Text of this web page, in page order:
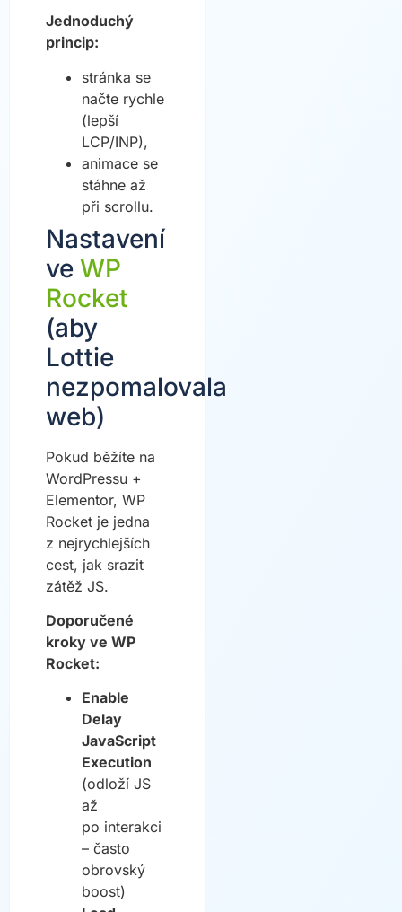
Jednoduchý
princip:
stránka se
načte rychle
(lepší
LCP/INP),
animace se
stáhne až
při scrollu.
Nastavení
ve WP
Rocket
(aby
Lottie
nezpomalovala
web)
Pokud běžíte na
WordPressu +
Elementor, WP
Rocket je jedna
z nejrychlejších
cest, jak srazit
zátěž JS.
Doporučené
kroky ve WP
Rocket:
Enable
Delay
JavaScript
Execution
(odloží JS
až
po interakci
– často
obrovský
boost)